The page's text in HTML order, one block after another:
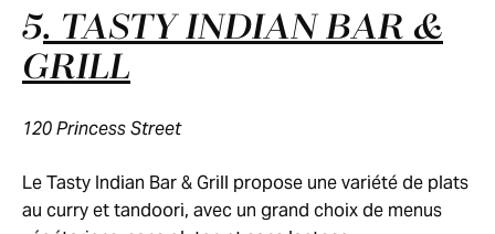
5. TASTY INDIAN BAR &
GRILL
120 Princess Street
Le Tasty Indian Bar & Grill propose une variété de plats
au curry et tandoori, avec un grand choix de menus